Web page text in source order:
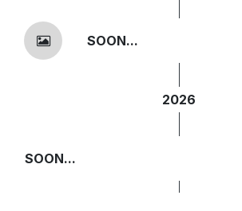
SOON...
2026
SOON...